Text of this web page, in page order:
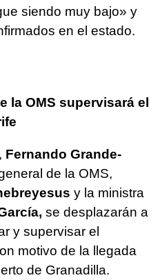
siendo muy bajo» y
en el estado.
la OMS supervisará el
Fernando Grande-
de la OMS,
y la ministra
se desplazarán a
y supervisar el
motivo de la llegada
de Granadilla.